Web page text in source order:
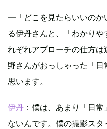
―「どこを見たらいいのか
る伊丹さんと、「わかり
れぞれアプローチの仕方
野さんがおっしゃった「
思います。
伊丹 ：僕は、あまり「日
ないんです。僕の撮影ス